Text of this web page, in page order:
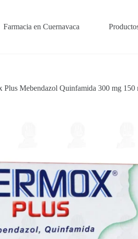
Farmacia en Cuernavaca
Plus Mebendazol Quinfamida 300 mg 150